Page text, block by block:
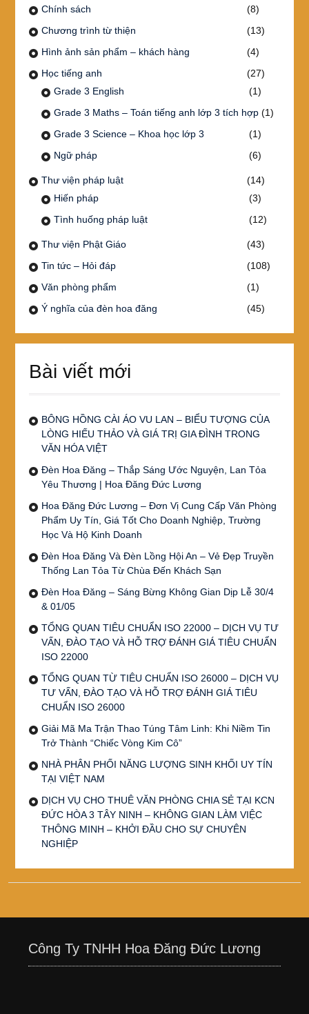
Chính sách
(8)
Chương trình từ thiện
(13)
Hình ảnh sản phẩm – khách hàng
(4)
Học tiếng anh
(27)
Grade 3 English
(1)
Grade 3 Maths – Toán tiếng anh lớp 3 tích hợp(1)
Grade 3 Science – Khoa học lớp 3
(1)
Ngữ pháp
(6)
Thư viện pháp luật
(14)
Hiến pháp
(3)
Tình huống pháp luật
(12)
Thư viện Phật Giáo
(43)
Tin tức – Hỏi đáp
(108)
Văn phòng phẩm
(1)
Ý nghĩa của đèn hoa đăng
(45)
Bài viết mới
BÔNG HỒNG CÀI ÁO VU LAN – BIỂU TƯỢNG CỦA
LÒNG HIẾU THẢO VÀ GIÁ TRỊ GIA ĐÌNH TRONG
VĂN HÓA VIỆT
Đèn Hoa Đăng – Thắp Sáng Ước Nguyện, Lan Tỏa
Yêu Thương | Hoa Đăng Đức Lương
Hoa Đăng Đức Lương – Đơn Vị Cung Cấp Văn Phòng
Phẩm Uy Tín, Giá Tốt Cho Doanh Nghiệp, Trường
Học Và Hộ Kinh Doanh
Đèn Hoa Đăng Và Đèn Lồng Hội An – Vẻ Đẹp Truyền
Thống Lan Tỏa Từ Chùa Đến Khách Sạn
Đèn Hoa Đăng – Sáng Bừng Không Gian Dịp Lễ 30/4
& 01/05
TỔNG QUAN TIÊU CHUẨN ISO 22000 – DỊCH VỤ TƯ
VẤN, ĐÀO TẠO VÀ HỖ TRỢ ĐÁNH GIÁ TIÊU CHUẨN
ISO 22000
TỔNG QUAN TỪ TIÊU CHUẨN ISO 26000 – DỊCH VỤ
TƯ VẤN, ĐÀO TẠO VÀ HỖ TRỢ ĐÁNH GIÁ TIÊU
CHUẨN ISO 26000
Giải Mã Ma Trận Thao Túng Tâm Linh: Khi Niềm Tin
Trở Thành “Chiếc Vòng Kim Cô”
NHÀ PHÂN PHỐI NĂNG LƯỢNG SINH KHỐI UY TÍN
TẠI VIỆT NAM
DỊCH VỤ CHO THUÊ VĂN PHÒNG CHIA SẺ TẠI KCN
ĐỨC HÒA 3 TÂY NINH – KHÔNG GIAN LÀM VIỆC
THÔNG MINH – KHỞI ĐẦU CHO SỰ CHUYÊN
NGHIỆP
Công Ty TNHH Hoa Đăng Đức Lương